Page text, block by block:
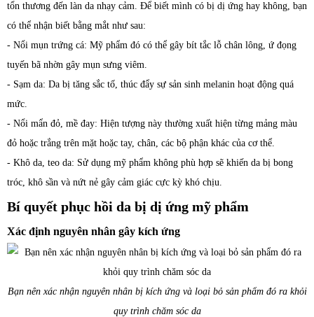
tổn thương đến làn da nhạy cảm. Để biết mình có bị dị ứng hay không, bạn
có thể nhận biết bằng mắt như sau:
- Nổi mụn trứng cá: Mỹ phẩm đó có thể gây bít tắc lỗ chân lông, ứ đọng
tuyến bã nhờn gây mụn sưng viêm.
- Sạm da: Da bị tăng sắc tố, thúc đẩy sự sản sinh melanin hoạt động quá
mức.
- Nổi mẩn đỏ, mề đay: Hiện tượng này thường xuất hiện từng mảng màu
đỏ hoặc trắng trên mặt hoặc tay, chân, các bộ phận khác của cơ thể.
- Khô da, teo da: Sử dụng mỹ phẩm không phù hợp sẽ khiến da bị bong
tróc, khô sần và nứt nẻ gây cảm giác cực kỳ khó chịu.
Bí quyết phục hồi da bị dị ứng mỹ phẩm
Xác định nguyên nhân gây kích ứng
Bạn nên xác nhận nguyên nhân bị kích ứng và loại bỏ sản phẩm đó ra khỏi
quy trình chăm sóc da